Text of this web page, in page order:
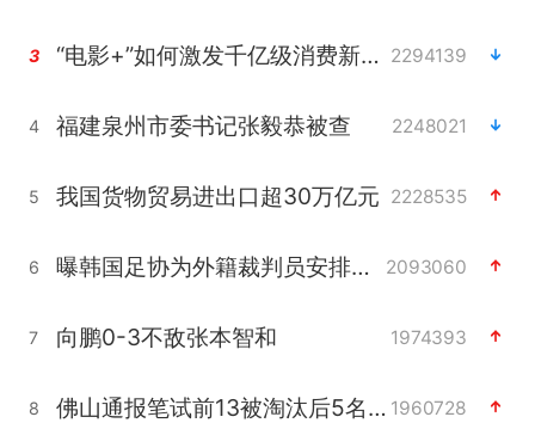
3 “电影+”如何激发千亿级消费新活力？ 2294139
4 福建泉州市委书记张毅恭被查 2248021
5 我国货物贸易进出口超30万亿元 2228535
6 曝韩国足协为外籍裁判员安排色情招待 2093060
7 向鹏0-3不敌张本智和 1974393
8 佛山通报笔试前13被淘汰后5名进体检 1960728